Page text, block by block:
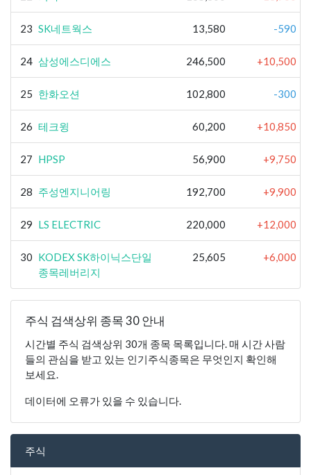
23 SK네트웍스 13,580 -590
24 삼성에스디에스 246,500 +10,500
25 한화오션 102,800 -300
26 테크윙 60,200 +10,850
27 HPSP 56,900 +9,750
28 주성엔지니어링 192,700 +9,900
29 LS ELECTRIC 220,000 +12,000
30 KODEX SK하이닉스단일
종목레버리지
25,605 +6,000
주식 검색상위 종목 30 안내
시간별 주식 검색상위 30개 종목 목록입니다. 매 시간 사람
들의 관심을 받고 있는 인기주식종목은 무엇인지 확인해
보세요.
데이터에 오류가 있을 수 있습니다.
주식